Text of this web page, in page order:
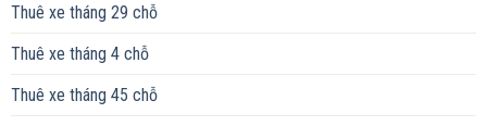
Thuê xe tháng 29 chỗ
Thuê xe tháng 4 chỗ
Thuê xe tháng 45 chỗ